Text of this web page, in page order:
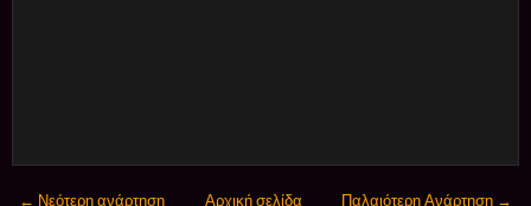
← Νεότερη ανάρτηση Παλαιότερη Ανάρτηση →
Αρχική σελίδα